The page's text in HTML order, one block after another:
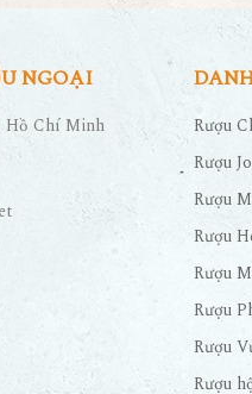
NGOẠI
Hồ Chí Minh
Rượu
Rượu
Rượu
Rượu
Rượu
Rượu
Rượu
Rượu